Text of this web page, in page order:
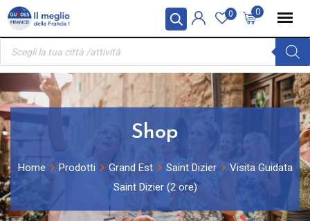
Pannello di gestione dei cookies
Skip
content
0
0
Ricerca
prodotti
Shop
Home Prodotti Grand Est Saint Dizier
Visita Guidata
Saint Dizier (2 ore)